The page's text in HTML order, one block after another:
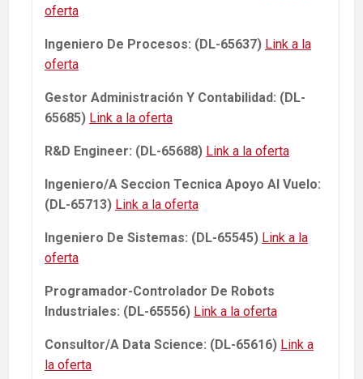
oferta
Ingeniero De Procesos: (DL-65637) Link a la
oferta
Gestor Administración Y Contabilidad: (DL-
65685) Link a la oferta
R&D Engineer: (DL-65688) Link a la oferta
Ingeniero/A Seccion Tecnica Apoyo Al Vuelo:
(DL-65713) Link a la oferta
Ingeniero De Sistemas: (DL-65545) Link a la
oferta
Programador-Controlador De Robots
Industriales: (DL-65556) Link a la oferta
Consultor/A Data Science: (DL-65616) Link a
la oferta